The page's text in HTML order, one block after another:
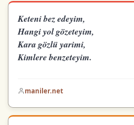
Keteni bez edeyim,
Hangi yol gözeteyim,
Kara gözlü yarimi,
Kimlere benzeteyim.
maniler.net